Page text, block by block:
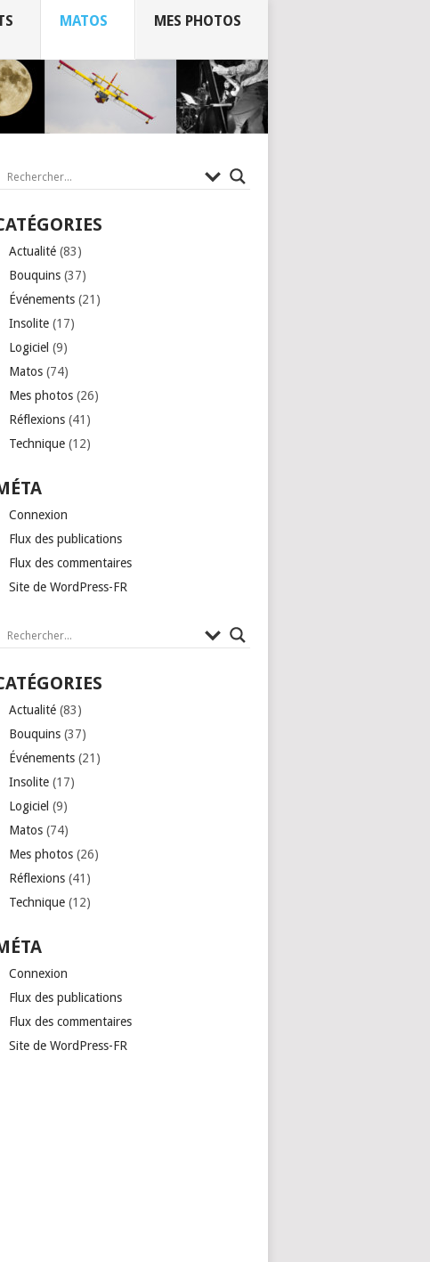
MATOS MES PHOTOS
Actualité (83)
Bouquins (37)
Événements (21)
Insolite (17)
Logiciel (9)
Matos (74)
Mes photos (26)
Réflexions (41)
Technique (12)
Connexion
Flux des publications
Flux des commentaires
Site de WordPress-FR
Actualité (83)
Bouquins (37)
Événements (21)
Insolite (17)
Logiciel (9)
Matos (74)
Mes photos (26)
Réflexions (41)
Technique (12)
Connexion
Flux des publications
Flux des commentaires
Site de WordPress-FR